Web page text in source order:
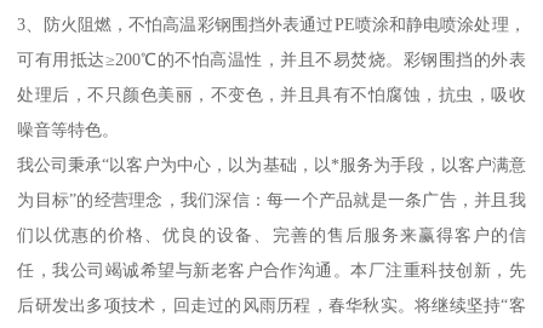
3、防火阻燃，不怕高温彩钢围挡外表通过PE喷涂和静电喷涂处理，
可有用抵达≥200℃的不怕高温性，并且不易焚烧。彩钢围挡的外表
处理后，不只颜色美丽，不变色，并且具有不怕腐蚀，抗虫，吸收
噪音等特色。
我公司秉承“以客户为中心，以为基础，以*服务为手段，以客户满意
为目标”的经营理念，我们深信：每一个产品就是一条广告，并且我
们以优惠的价格、优良的设备、完善的售后服务来赢得客户的信
任，我公司竭诚希望与新老客户合作沟通。本厂注重科技创新，先
后研发出多项技术，回走过的风雨历程，春华秋实。将继续坚持“客